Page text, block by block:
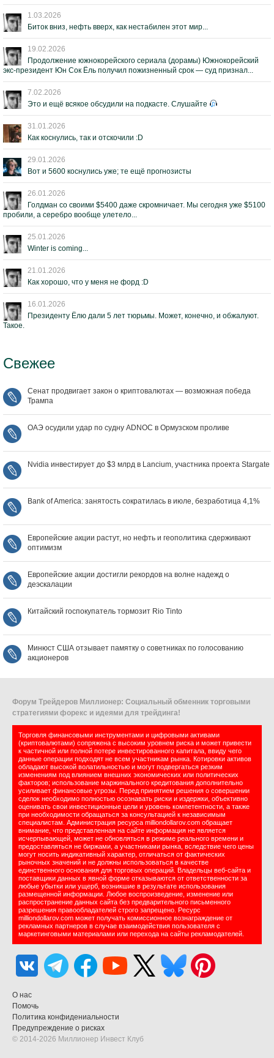
1.03.2026
Биток вниз, нефть вверх, как нестабилен этот мир...
19.02.2026
Продолжение южнокорейского сериала (дорамы) Южнокорейский
экс-президент Юн Сок Ёль получил пожизненный срок — суд признал...
7.02.2026
Это и ещё всякое обсудили на подкасте. Слушайте
31.01.2026
Как коснулись, так и отскочили :D
29.01.2026
Вот и 5600 коснулись уже; те ещё прогнозисты
26.01.2026
Голдман со своими $5400 даже скромничает. Мы сегодня уже $5100
пробили, а серебро вообще улетело...
25.01.2026
Winter is coming...
21.01.2026
Как хорошо, что у меня не форд :D
16.01.2026
Президенту Ёлю дали 5 лет тюрьмы. Может, конечно, и обжалуют.
Такое.
Свежее
Сенат продвигает закон о криптовалютах — возможная победа
Трампа
ОАЭ осудили удар по судну ADNOC в Ормузском проливе
Nvidia инвестирует до $3 млрд в Lancium, участника проекта Stargate
Bank of America: занятость сократилась в июле, безработица 4,1%
Европейские акции растут, но нефть и геополитика сдерживают
оптимизм
Европейские акции достигли рекордов на волне надежд о
деэскалации
Китайский госпокупатель тормозит Rio Tinto
Минюст США отзывает памятку о советниках по голосованию
акционеров
Форум Трейдеров Миллионер: Социальный обменник торговыми
стратегиями форекс и идеями для трейдинга!
Торговля финансовыми инструментами и цифровыми активами
(криптовалютами) сопряжена с высоким уровнем риска и может привести
к частичной или полной потере инвестированного капитала, ввиду чего
данные операции подходят не всем участникам рынка. Котировки активов
обладают высокой волатильностью и могут подвергаться резким
изменениям под влиянием внешних экономических или политических
факторов; использование маржинального кредитования дополнительно
усиливает финансовые угрозы. Перед принятием решения о совершении
сделок необходимо полностью осознавать риски и издержки, объективно
оценивать свои инвестиционные цели и уровень компетентности, а также
при необходимости обращаться за консультацией к независимым
специалистам. Администрация ресурса milliondollarov.com обращает
внимание, что представленная на сайте информация не является
исчерпывающей, может не обновляться в режиме реального времени и
предоставляться не биржами, а участниками рынка, вследствие чего цены
могут носить индикативный характер, отличаться от фактических
рыночных значений и не должны использоваться в качестве
единственного основания для торговых операций. Владельцы веб-сайта и
поставщики данных в явной форме отказываются от ответственности за
любые убытки или ущерб, возникшие в результате использования
размещенной информации. Любое воспроизведение, изменение или
распространение данных сайта без предварительного письменного
разрешения правообладателей строго запрещено. Ресурс
milliondollarov.com может получать комиссионное вознаграждение от
рекламных партнеров в случае взаимодействия пользователя с
маркетинговыми материалами или перехода на сайты рекламодателей.
О нас
Помочь
Политика конфидениальности
Предупреждение о рисках
© 2014-2026 Миллионер Инвест Клуб